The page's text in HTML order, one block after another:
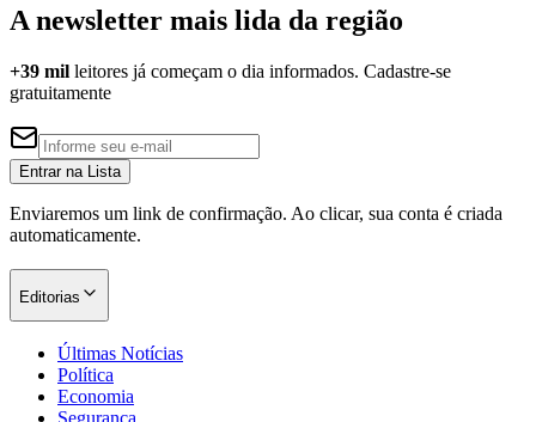
Atlético-MG
A newsletter mais lida da região
+39 mil leitores já começam o dia informados. Cadastre-se
gratuitamente
Entrar na Lista
Enviaremos um link de confirmação. Ao clicar, sua conta é criada
automaticamente.
Editorias
Últimas Notícias
Política
Economia